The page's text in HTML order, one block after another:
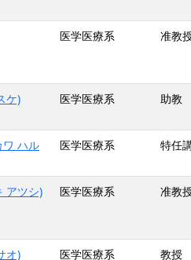
医学医療系 准教
ケ)
医学医療系 助教
ワ ハル
医学医療系 特任
アツシ)
医学医療系 准教
オ)
医学医療系 教授